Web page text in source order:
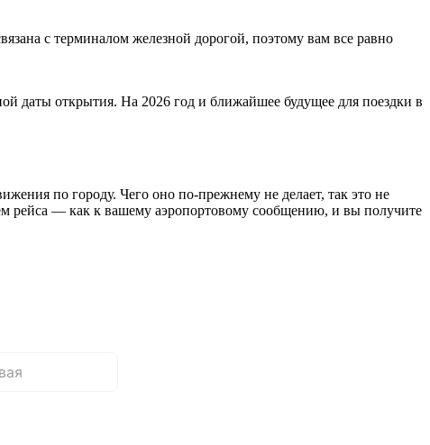
с терминалом железной дорогой, поэтому вам все равно
даты открытия. На 2026 год и ближайшее будущее для поездки в
по городу. Чего оно по-прежнему не делает, так это не
рейса — как к вашему аэропортовому сообщению, и вы получите